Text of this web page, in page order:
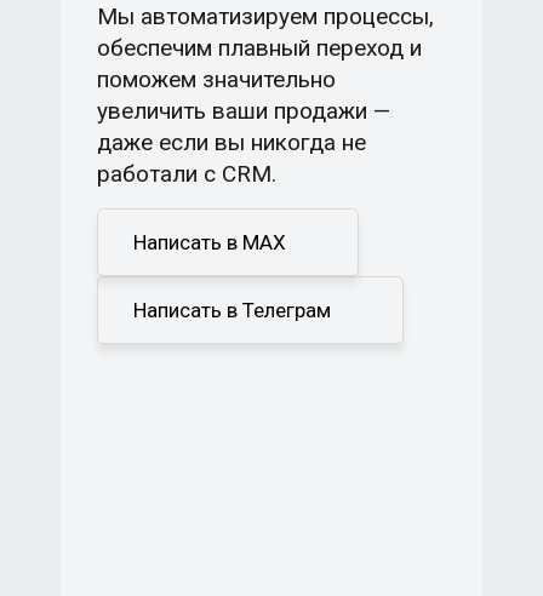
Мы автоматизируем процессы,
обеспечим плавный переход и
поможем значительно
увеличить ваши продажи —
даже если вы никогда не
работали с CRM.
Написать в MAX
Написать в Телеграм